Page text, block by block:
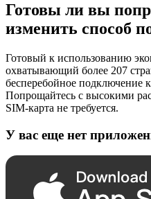
Готовы ли вы
изменить способ
Готовый к использованию
охватывающий более 207
бесперебойное подключение
Попрощайтесь с высокими
SIM-карта не требуется.
У вас еще нет